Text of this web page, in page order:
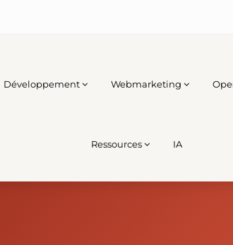
Développement Webmarketing
Ressources IA